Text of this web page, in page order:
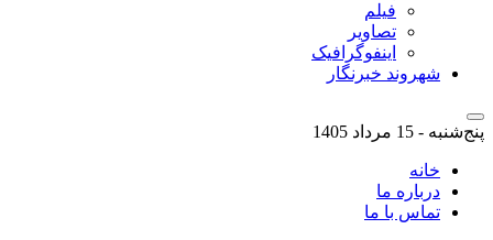
فیلم
تصاویر
اینفوگرافیک
شهروند خبرنگار
پنج‌شنبه - 15 مرداد 1405
خانه
درباره ما
تماس با ما